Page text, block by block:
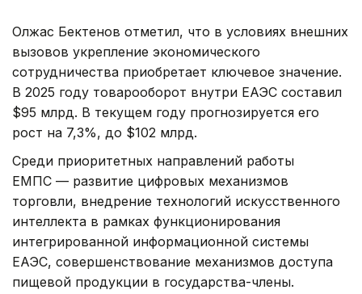
Олжас Бектенов отметил, что в условиях внешних
вызовов укрепление экономического
сотрудничества приобретает ключевое значение.
В 2025 году товарооборот внутри ЕАЭС составил
$95 млрд. В текущем году прогнозируется его
рост на 7,3%, до $102 млрд.
Среди приоритетных направлений работы
ЕМПС — развитие цифровых механизмов
торговли, внедрение технологий искусственного
интеллекта в рамках функционирования
интегрированной информационной системы
ЕАЭС, совершенствование механизмов доступа
пищевой продукции в государства-члены.